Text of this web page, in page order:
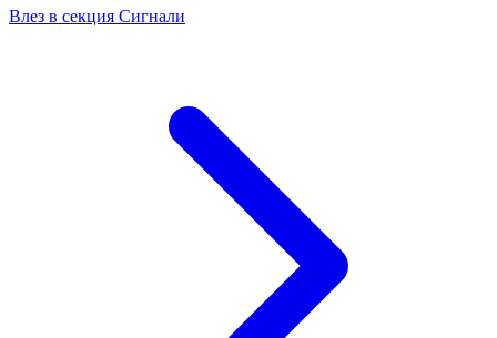
Влез в секция Сигнали